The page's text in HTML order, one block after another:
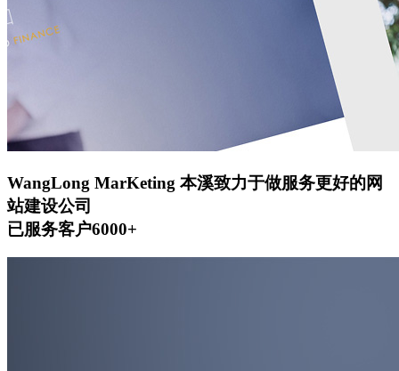
WangLong MarKeting 本溪致力于做服务更好的网
站建设公司
已服务客户6000+